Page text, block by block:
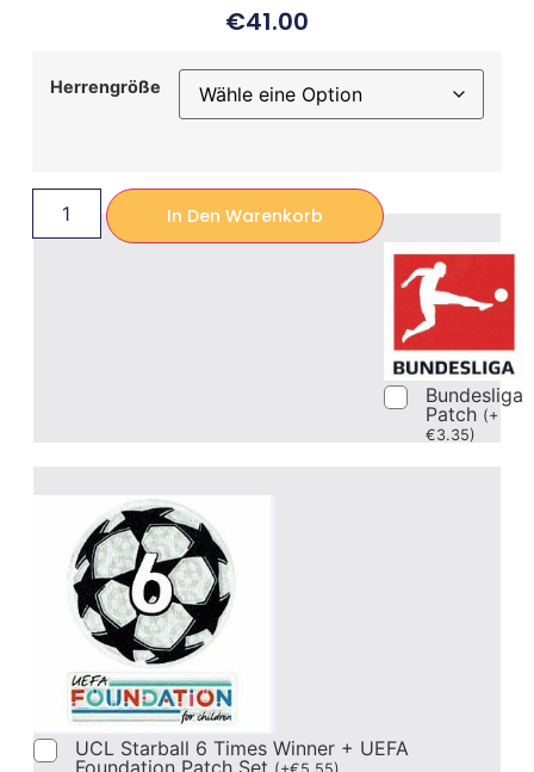
€41.00
Herrengröße
In Den Warenkorb
Bundesliga
Patch (+
€3.35)
UCL Starball 6 Times Winner + UEFA